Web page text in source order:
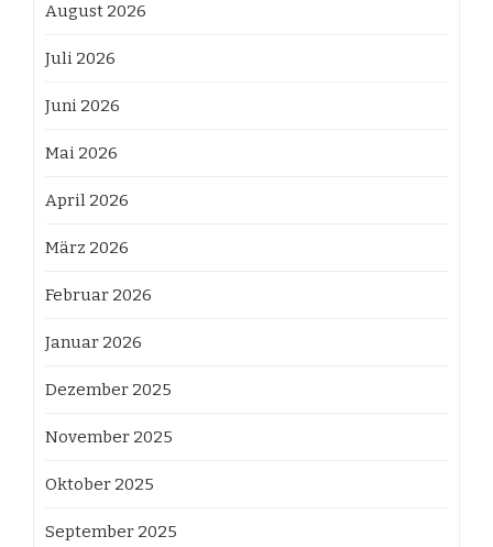
August 2026
Juli 2026
Juni 2026
Mai 2026
April 2026
März 2026
Februar 2026
Januar 2026
Dezember 2025
November 2025
Oktober 2025
September 2025